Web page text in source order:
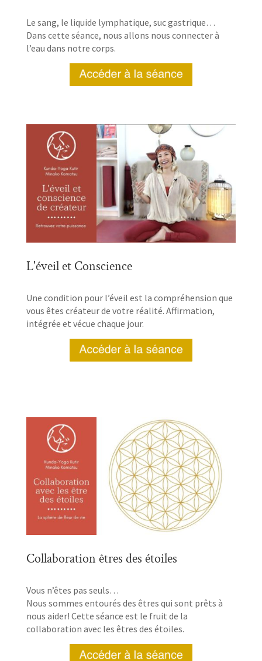
Le sang, le liquide lymphatique, suc gastrique…
Dans cette séance, nous allons nous connecter à
l’eau dans notre corps.
L'éveil et Conscience
Une condition pour l’éveil est la compréhension que
vous êtes créateur de votre réalité. Affirmation,
intégrée et vécue chaque jour.
Collaboration êtres des étoiles
Vous n’êtes pas seuls…
Nous sommes entourés des êtres qui sont prêts à
nous aider! Cette séance est le fruit de la
collaboration avec les êtres des étoiles.